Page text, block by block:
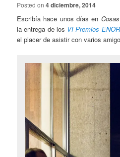
Posted on4 diciembre, 2014
Escribía hace unos días en
la entrega de los VI Premios
el placer de asistir con varios